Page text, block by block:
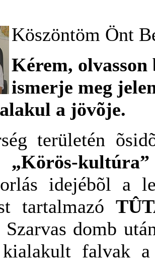
Köszöntöm Önt
Kérem,
ismerje meg
a jövõje.
területén
„Körös-kultúra”
idejébõl a
tartalmazó
domb
kialakult falvak